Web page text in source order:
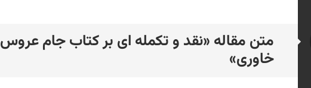
متن مقاله «نقد و تکمله ای بر کتاب جام عروس
خاوری»
استاندارد